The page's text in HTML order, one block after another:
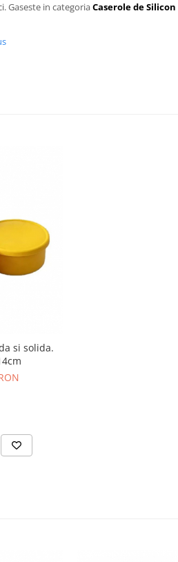
in categoriaCaserole de Silicon
si solida.